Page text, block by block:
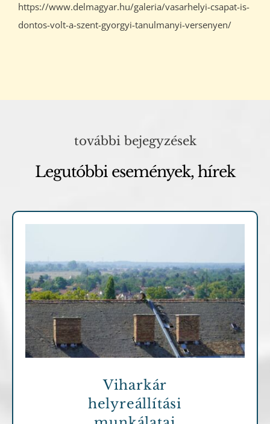
https://www.delmagyar.hu/galeria/vasarhelyi-csapat-is-
dontos-volt-a-szent-gyorgyi-tanulmanyi-versenyen/
további bejegyzések
Legutóbbi események, hírek
Archív cikkek
Viharkár
helyreállítási